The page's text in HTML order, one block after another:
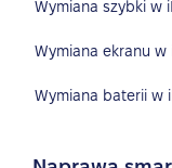
Wymiana szybki w
Wymiana ekranu w
Wymiana baterii w